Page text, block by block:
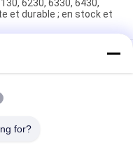
6230, 6330, 6430,
et durable ; en stock et
tracteur John Deere
6130D, 6140D)
au tracteur
; 6130D ; 6140D
for?